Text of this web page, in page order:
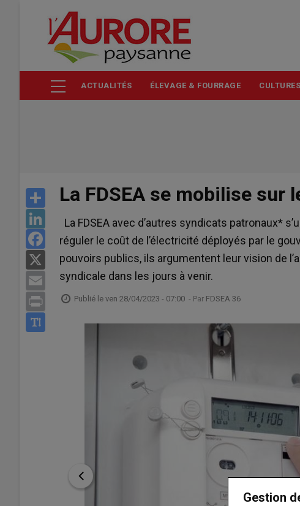
contenu
ACTUALITÉS ÉLEVAGE & FOURRAGE
Share
LinkedIn
Facebook
Email
Print
La FDSEA se mobilise sur
La FDSEA avec d’autres syndicats patronaux*
réguler le coût de l’électricité déployés par le
pouvoirs publics, ils argumentent leur vision de
syndicale dans les jours à venir.
Publié le ven 28/04/2023 - 07:00 - Par FDSEA 36
Gestion